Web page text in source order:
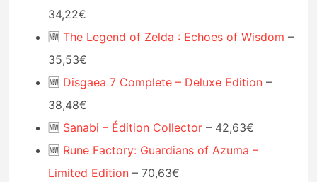
34,22€
🆕The Legend of Zelda : Echoes of Wisdom –
35,53€
🆕 Disgaea 7 Complete – Deluxe Edition –
38,48€
🆕 Sanabi – Édition Collector – 42,63€
🆕 Rune Factory: Guardians of Azuma –
Limited Edition – 70,63€